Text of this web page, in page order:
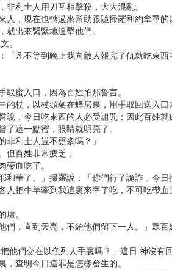
利士人用刀互相擊殺，大大混亂。
，現在也轉過來幫助跟隨掃羅和約拿單的
出來緊緊地追擊他們。
。
「凡不等到晚上我向敵人報完了仇就吃東
蜜入口，因為百姓怕那誓言。
杖，以杖頭蘸在蜂房裏，用手取回送入口
，今日吃東西的人必受詛咒；因此百姓就
這一點蜜，眼睛就明亮了。
利士人豈不更多嗎？」
但百姓非常疲乏，
帶血吃了。
華了。」掃羅說：「你們行了詭詐，今日
把牛羊牽到我這裏來宰了吃，不可吃帶
壇。
，直到天亮，不給他們留下一人。」眾
他們交在以色列人手裏嗎？」這日 神沒有回
查明今日這罪是怎樣發生的。